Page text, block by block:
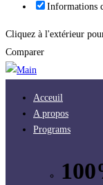
Informations
Cliquez à l'extérieur
Comparer
Acceuil
A propos
Programs